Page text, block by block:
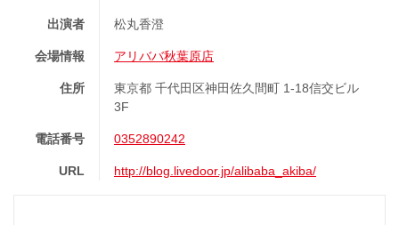
出演者 松丸香澄
会場情報 アリババ秋葉原店
住所
東京都 千代田区神田佐久間町 1-18信交ビル
3F
電話番号 0352890242
URL http://blog.livedoor.jp/alibaba_akiba/